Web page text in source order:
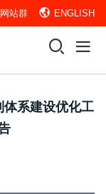
网站群 ENGLISH
体系建设优化工